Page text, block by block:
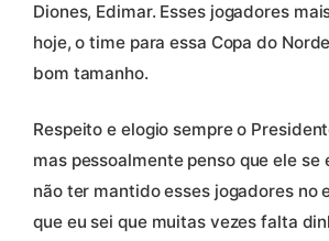
Diones, Edimar. Esses jogadores
hoje, o time para essa Copa do
bom tamanho.
Respeito e elogio sempre o
mas pessoalmente penso que ele se
não ter mantido esses jogadores no
que eu sei que muitas vezes falta